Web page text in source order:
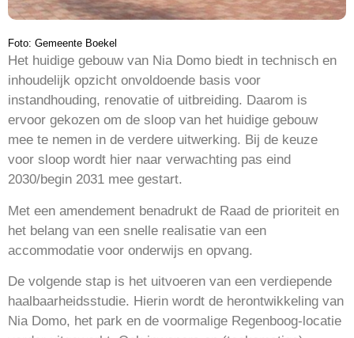
Foto: Gemeente Boekel
Het huidige gebouw van Nia Domo biedt in technisch en
inhoudelijk opzicht onvoldoende basis voor
instandhouding, renovatie of uitbreiding. Daarom is
ervoor gekozen om de sloop van het huidige gebouw
mee te nemen in de verdere uitwerking. Bij de keuze
voor sloop wordt hier naar verwachting pas eind
2030/begin 2031 mee gestart.
Met een amendement benadrukt de Raad de prioriteit en
het belang van een snelle realisatie van een
accommodatie voor onderwijs en opvang.
De volgende stap is het uitvoeren van een verdiepende
haalbaarheidsstudie. Hierin wordt de herontwikkeling van
Nia Domo, het park en de voormalige Regenboog-locatie